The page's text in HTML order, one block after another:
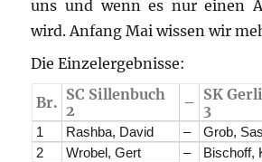
uns und wenn es nur einen
wird. Anfang Mai wissen wir
Die Einzelergebnisse:
Br. SC Sillenbuch
2
– SK
3
1 Rashba, David – Grob,
2
Wrobel, Gert – Bischoff,